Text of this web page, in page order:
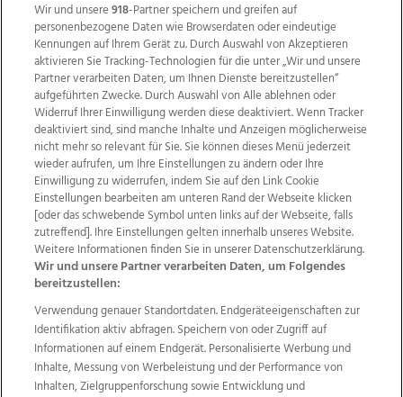
Wir über uns Mediadaten Kontakt
Jobs
Datenschutz
Impressum
AGB Anzeigekunden
AGB Website
Ehrenkodex Politische Werbung
Weitere Angebote des Medienhauses Wimmer
TV1 di-mog-i.at OÖNow
Ischler Woche
Life Radio
OÖNachrichten
OÖN Immobilien
OÖN Karriere
OÖN Reise
Promenaden Galerien
Wir und unsere918-Partner speichern und greifen auf
personenbezogene Daten wie Browserdaten oder eindeutige
Kennungen auf Ihrem Gerät zu. Durch Auswahl von Akzeptieren
aktivieren Sie Tracking-Technologien für die unter „Wir und unsere
Partner verarbeiten Daten, um Ihnen Dienste bereitzustellen“
aufgeführten Zwecke. Durch Auswahl von Alle ablehnen oder
Widerruf Ihrer Einwilligung werden diese deaktiviert. Wenn Tracker
deaktiviert sind, sind manche Inhalte und Anzeigen möglicherweise
nicht mehr so relevant für Sie. Sie können dieses Menü jederzeit
wieder aufrufen, um Ihre Einstellungen zu ändern oder Ihre
Einwilligung zu widerrufen, indem Sie auf den Link Cookie
Einstellungen bearbeiten am unteren Rand der Webseite klicken
[oder das schwebende Symbol unten links auf der Webseite, falls
zutreffend]. Ihre Einstellungen gelten innerhalb unseres Website.
Weitere Informationen finden Sie in unserer Datenschutzerklärung.
Wir und unsere Partner verarbeiten Daten, um Folgendes
bereitzustellen:
Verwendung genauer Standortdaten. Endgeräteeigenschaften zur
Identifikation aktiv abfragen. Speichern von oder Zugriff auf
Informationen auf einem Endgerät. Personalisierte Werbung und
Inhalte, Messung von Werbeleistung und der Performance von
Inhalten, Zielgruppenforschung sowie Entwicklung und